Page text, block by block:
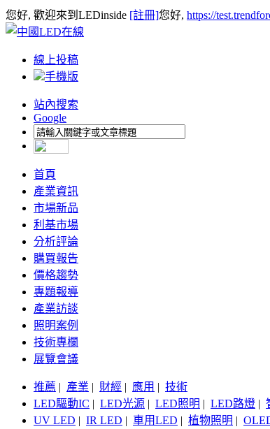
您好, 歡迎來到LEDinside [註冊]您好, https://
線上投稿
手機版
站內搜索
Google
首頁
產業資訊
市場新品
利基市場
分析評論
購買報告
價格趨勢
專題報導
產業訪談
照明案例
技術專欄
展覽會議
推薦 | 產業 | 財經 | 應用 | 技術
LED驅動IC | LED光源 | LED照明 | LED路燈 |
UV LED | IR LED | 車用LED | 植物照明 |